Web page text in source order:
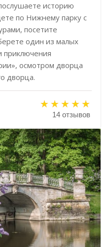
историю
по Нижнему парку с
посетите
один из малых
приключения
осмотром дворца
дворца.
14 отзывов